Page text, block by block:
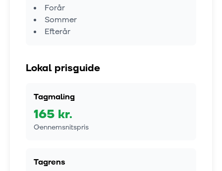
Forår
Sommer
Efterår
Lokal prisguide
Tagmaling
165 kr.
Gennemsnitspris
Tagrens